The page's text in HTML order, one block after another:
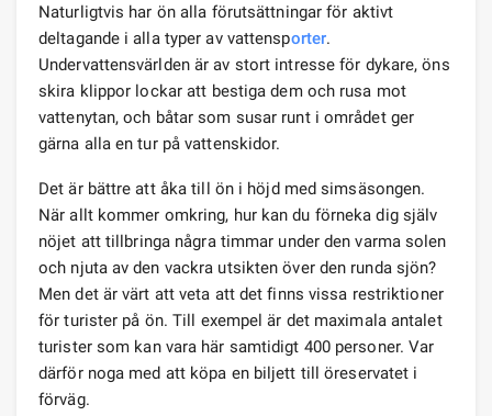
Naturligtvis har ön alla förutsättningar för aktivt
deltagande i alla typer av vattensporter.
Undervattensvärlden är av stort intresse för dykare, öns
skira klippor lockar att bestiga dem och rusa mot
vattenytan, och båtar som susar runt i området ger
gärna alla en tur på vattenskidor.
Det är bättre att åka till ön i höjd med simsäsongen.
När allt kommer omkring, hur kan du förneka dig själv
nöjet att tillbringa några timmar under den varma solen
och njuta av den vackra utsikten över den runda sjön?
Men det är värt att veta att det finns vissa restriktioner
för turister på ön. Till exempel är det maximala antalet
turister som kan vara här samtidigt 400 personer. Var
därför noga med att köpa en biljett till öreservatet i
förväg.